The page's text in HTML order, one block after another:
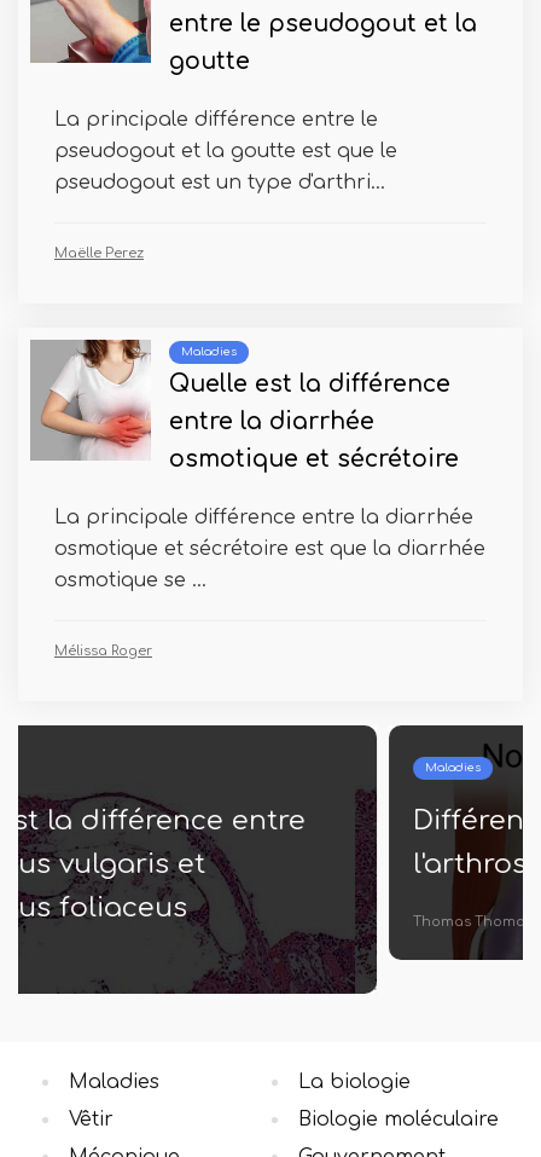
entre le pseudogout et la
goutte
La principale différence entre le
pseudogout et la goutte est que le
pseudogout est un type d'arthri...
Maëlle Perez
Maladies
Quelle est la différence
entre la diarrhée
osmotique et sécrétoire
La principale différence entre la diarrhée
osmotique et sécrétoire est que la diarrhée
osmotique se ...
Mélissa Roger
Différence entre l'arthrite et
l'arthrose
Thomas Thomas
Maladies
Vêtir
La biologie
Biologie moléculaire